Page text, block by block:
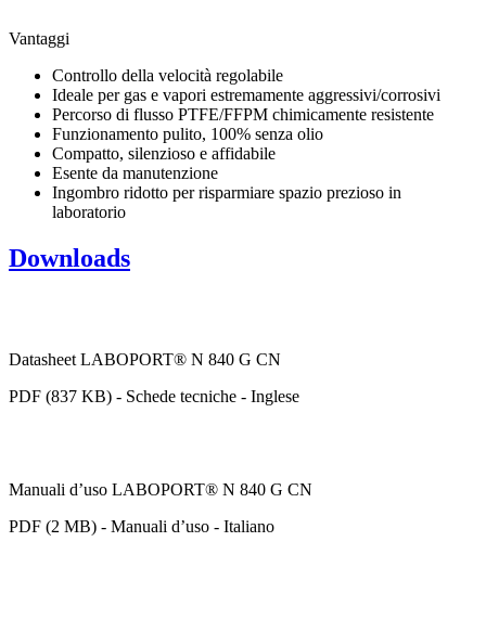
Vantaggi
Controllo della velocità regolabile
Ideale per gas e vapori estremamente aggressivi/corrosivi
Percorso di flusso PTFE/FFPM chimicamente resistente
Funzionamento pulito, 100% senza olio
Compatto, silenzioso e affidabile
Esente da manutenzione
Ingombro ridotto per risparmiare spazio prezioso in
laboratorio
Downloads
Datasheet LABOPORT® N 840 G CN
PDF (837 KB) - Schede tecniche - Inglese
Manuali d’uso LABOPORT® N 840 G CN
PDF (2 MB) - Manuali d’uso - Italiano